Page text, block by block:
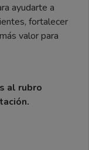
ayudarte a
fortalecer
valor para
al rubro